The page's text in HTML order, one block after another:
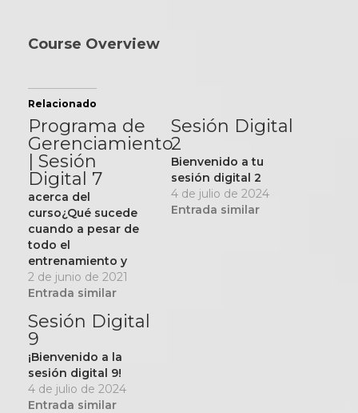
Course Overview
Relacionado
Programa de
Gerenciamiento
| Sesión
Digital 7
acerca del
curso¿Qué sucede
cuando a pesar de
todo el
entrenamiento y
coaching individual,
el colaborador elige
políticas y
procedimiento de la
empresa? En estos
necesitarás contar
con proceso
disciplinario que te
2 de junio de 2021
Entrada similar
Sesión Digital
2
Bienvenido a tu
sesión digital 2
4 de julio de 2024
Entrada similar
Sesión Digital
9
¡Bienvenido a la
sesión digital 9!
4 de julio de 2024
Entrada similar